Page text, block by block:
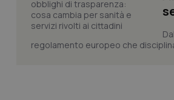
regolamento europeo che